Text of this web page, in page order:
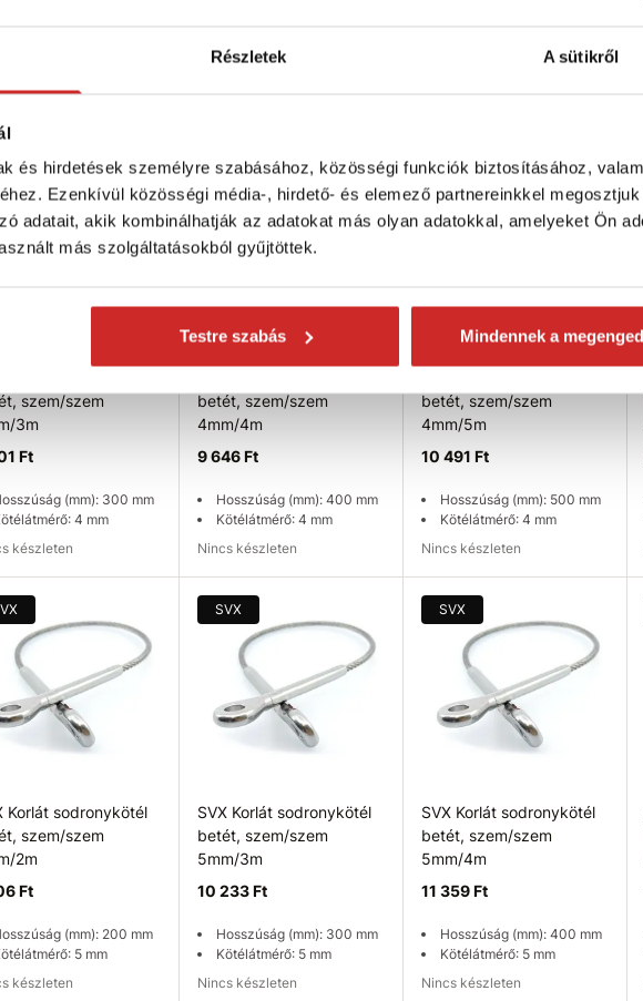
Részletek A sütikről
és hirdetések személyre szabásához, közösségi funkciók biztosításához,
Ezenkívül közösségi média-, hirdető- és elemező partnereinkkel
adatait, akik kombinálhatják az adatokat más olyan adatokkal, amelyeket Ön
más szolgáltatásokból gyűjtöttek.
Testre szabás Mindennek a
ellenőrzése
Hosszúság (mm): 500 mm
Elérhetőség ellenőrzése
Hosszúság (mm): 100 mm
Elérhetőség ellenőrzése
szem/szem
3m
Ft
(mm): 300 mm
4 mm
készleten
ellenőrzése
SVX
betét, szem/szem
4mm/4m
9 646 Ft
Hosszúság (mm): 400 mm
Kötélátmérő: 4 mm
Nincs készleten
Elérhetőség ellenőrzése
SVX
betét, szem/szem
4mm/5m
10 491 Ft
Hosszúság (mm): 500 mm
Kötélátmérő: 4 mm
Nincs készleten
Elérhetőség ellenőrzése
Korlát sodronykötél
szem/szem
2m
Ft
(mm): 200 mm
5 mm
készleten
SVX
SVX Korlát sodronykötél
betét, szem/szem
5mm/3m
10 233 Ft
Hosszúság (mm): 300 mm
Kötélátmérő: 5 mm
Nincs készleten
SVX
SVX Korlát sodronykötél
betét, szem/szem
5mm/4m
11 359 Ft
Hosszúság (mm): 400 mm
Kötélátmérő: 5 mm
Nincs készleten